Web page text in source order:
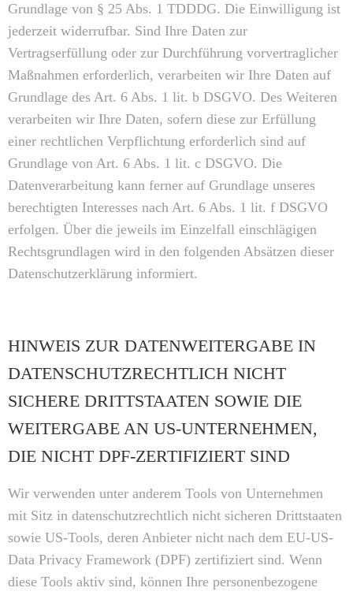
Grundlage von § 25 Abs. 1 TDDDG. Die Einwilligung ist
jederzeit widerrufbar. Sind Ihre Daten zur
Vertragserfüllung oder zur Durchführung vorvertraglicher
Maßnahmen erforderlich, verarbeiten wir Ihre Daten auf
Grundlage des Art. 6 Abs. 1 lit. b DSGVO. Des Weiteren
verarbeiten wir Ihre Daten, sofern diese zur Erfüllung
einer rechtlichen Verpflichtung erforderlich sind auf
Grundlage von Art. 6 Abs. 1 lit. c DSGVO. Die
Datenverarbeitung kann ferner auf Grundlage unseres
berechtigten Interesses nach Art. 6 Abs. 1 lit. f DSGVO
erfolgen. Über die jeweils im Einzelfall einschlägigen
Rechtsgrundlagen wird in den folgenden Absätzen dieser
Datenschutzerklärung informiert.
HINWEIS ZUR DATENWEITERGABE IN
DATENSCHUTZRECHTLICH NICHT
SICHERE DRITTSTAATEN SOWIE DIE
WEITERGABE AN US-UNTERNEHMEN,
DIE NICHT DPF-ZERTIFIZIERT SIND
Wir verwenden unter anderem Tools von Unternehmen
mit Sitz in datenschutzrechtlich nicht sicheren Drittstaaten
sowie US-Tools, deren Anbieter nicht nach dem EU-US-
Data Privacy Framework (DPF) zertifiziert sind. Wenn
diese Tools aktiv sind, können Ihre personenbezogene